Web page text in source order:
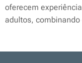
oferecem
adultos,